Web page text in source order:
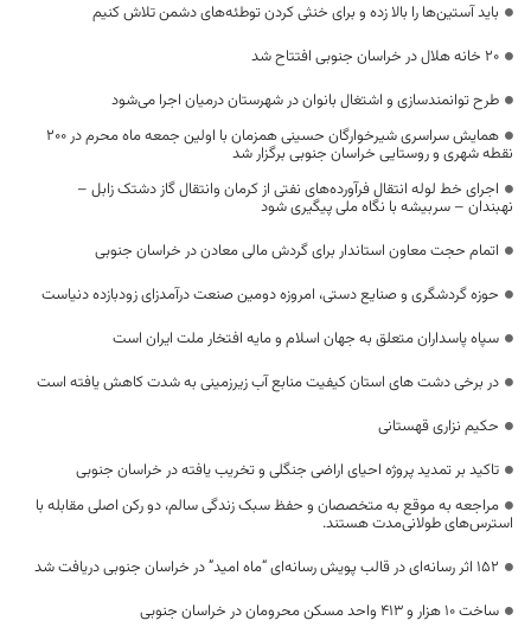
باید آستین‌ها را بالا زده و برای خنثی کردن توطئه‌های دشمن تلاش کنیم
۲۰ خانه هلال در خراسان جنوبی افتتاح شد
طرح توانمندسازی و اشتغال بانوان در شهرستان درمیان اجرا می‌شود
همایش سراسری شیرخوارگان حسینی همزمان با اولین جمعه ماه محرم در ۲۰۰
نقطه شهری و روستایی خراسان جنوبی برگزار شد
اجرای خط لوله انتقال فرآورده‌های نفتی از کرمان وانتقال گاز دشتک زابل –
نهبندان – سربیشه با نگاه ملی پیگیری شود
اتمام حجت معاون استاندار برای گردش مالی معادن در خراسان جنوبی
حوزه گردشگری و صنایع دستی، امروزه دومین صنعت درآمدزای زودبازده دنیاست
سپاه پاسداران متعلق به جهان اسلام و مایه افتخار ملت ایران است
در برخی دشت های استان کیفیت منابع آب زیرزمینی به شدت کاهش یافته است
حکیم نزاری قهستانی
تاکید بر تمدید پروژه احیای اراضی جنگلی و تخریب یافته در خراسان جنوبی
مراجعه به موقع به متخصصان و حفظ سبک زندگی سالم، دو رکن اصلی مقابله با
استرس‌های طولانی‌مدت هستند.
۱۵۲ اثر رسانه‌ای در قالب پویش رسانه‌ای “ماه امید” در خراسان جنوبی دریافت شد
ساخت ۱۰ هزار و ۴۱۳ واحد مسکن محرومان در خراسان جنوبی